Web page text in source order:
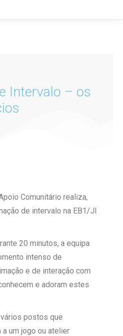
Intervalo – os
Comunitário realiza,
de intervalo na EB1/JI
20 minutos, a equipa
intenso de
e de interação com
e adoram estes
postos que
um jogo ou atelier